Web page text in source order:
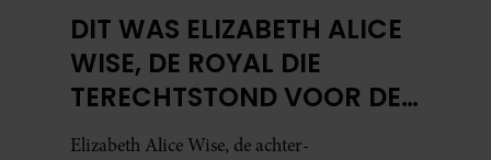
DIT WAS ELIZABETH ALICE
WISE, DE ROYAL DIE
TERECHTSTOND VOOR DE
DOOD VAN HAAR BABY
Elizabeth Alice Wise, de achter-